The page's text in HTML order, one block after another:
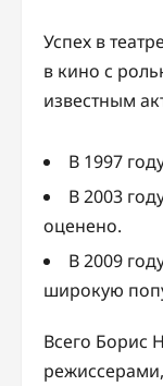
Успех в
в кино с
известным
В 1997
В 2003
оценено.
В 2009
широкую
Всего Борис